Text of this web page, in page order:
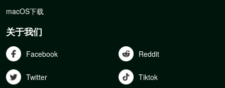
macOS下载
关于我们
Facebook Reddit
Twitter Tiktok